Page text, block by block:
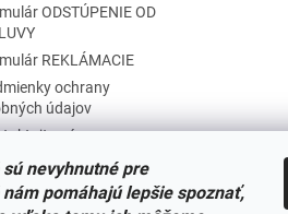
nevyhnutné pre
pomáhajú lepšie spoznať,
ODSTÚPENIE OD
REKLÁMACIE
ochrany
údajov
nás
veľkostí
SOI o stiahnutí